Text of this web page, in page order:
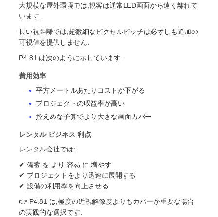
大規模な屋外環境では,観客は通常LED画面から遠く離れて
います.
長い視距離では,超微細なピクセルピッチは必ずしも追加の
可視値を提供しません.
P4.81 は次のように示しています.
費用効率
平方メートルあたりコストが下がる
プロジェクトの収益率が高い
控えめな予算でより大きな画面カバー
レンタル ビジネス 利点
レンタル会社では:
✔ 備蓄 を より 容易 に 増やす
✔ プロジェクトをより迅速に展開する
✔ 設備の利用率を向上させる
👉 P4.81 は,極度の近視解像度よりもカバーが重要な場合
の実践的な選択です.